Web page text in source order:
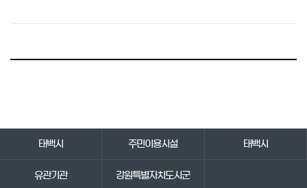
태백시 주민이용시설 태백시
유관기관 강원특별자치도시군